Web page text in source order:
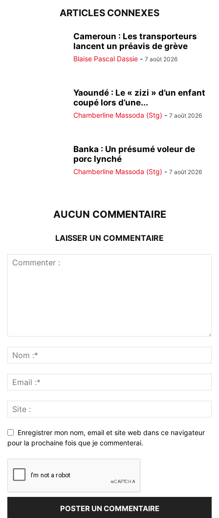
ARTICLES CONNEXES
Cameroun : Les transporteurs
lancent un préavis de grève
Blaise Pascal Dassie - 7 août 2026
Yaoundé : Le « zizi » d’un enfant
coupé lors d’une...
Chamberline Massoda (Stg) - 7 août 2026
Banka : Un présumé voleur de
porc lynché
Chamberline Massoda (Stg) - 7 août 2026
AUCUN COMMENTAIRE
LAISSER UN COMMENTAIRE
Enregistrer mon nom, email et site web dans ce navigateur
pour la prochaine fois que je commenterai.